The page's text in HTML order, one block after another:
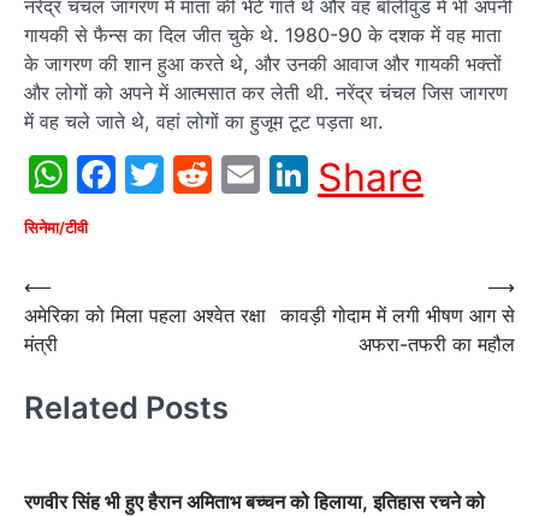
नरेंद्र चंचल जागरण में माता की भेंटें गाते थे और वह बॉलीवुड में भी अपनी
गायकी से फैन्स का दिल जीत चुके थे. 1980-90 के दशक में वह माता
के जागरण की शान हुआ करते थे, और उनकी आवाज और गायकी भक्तों
और लोगों को अपने में आत्मसात कर लेती थी. नरेंद्र चंचल जिस जागरण
में वह चले जाते थे, वहां लोगों का हुजूम टूट पड़ता था.
WhatsApp
Facebook
Twitter
Reddit
EmailLinkedIn
Share
सिनेमा/टीवी
Post
navigation
⟵
अमेरिका को मिला पहला अश्वेत रक्षा
मंत्री
कावड़ी गोदाम में लगी भीषण आग से
अफरा-तफरी का महौल
⟶
Related Posts
रणवीर सिंह भी हुए हैरान अमिताभ बच्चन को हिलाया, इतिहास रचने को